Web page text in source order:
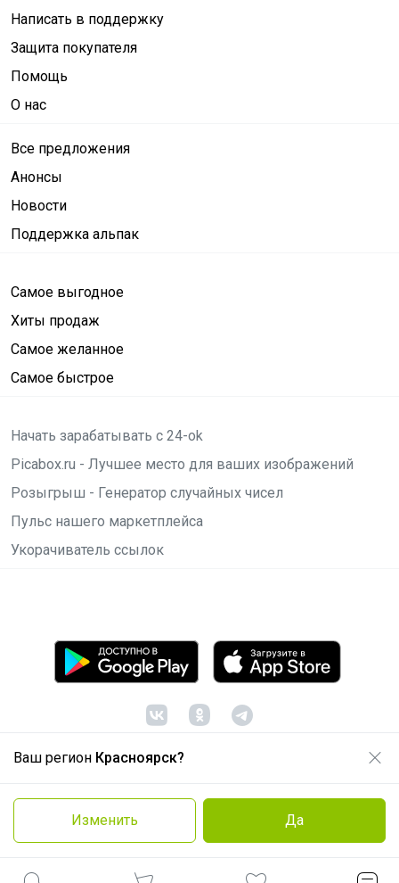
Ваш регион Красноярск?
Изменить Да
Написать в поддержку
Защита покупателя
Помощь
О нас
Все предложения
Анонсы
Новости
Поддержка альпак
Самое выгодное
Хиты продаж
Самое желанное
Самое быстрое
Начать зарабатывать с 24-ok
Picabox.ru - Лучшее место для ваших изображений
Розыгрыш - Генератор случайных чисел
Пульс нашего маркетплейса
Укорачиватель ссылок
© ООО "Лявита", ОГРН 1122468054070, 2012 -2026
Политика конфиденциальности
Cоглашение пользователя